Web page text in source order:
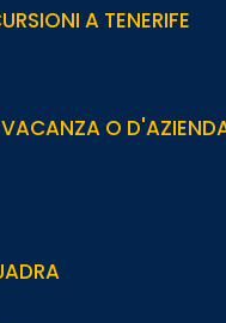
A TENERIFE
VACANZA O